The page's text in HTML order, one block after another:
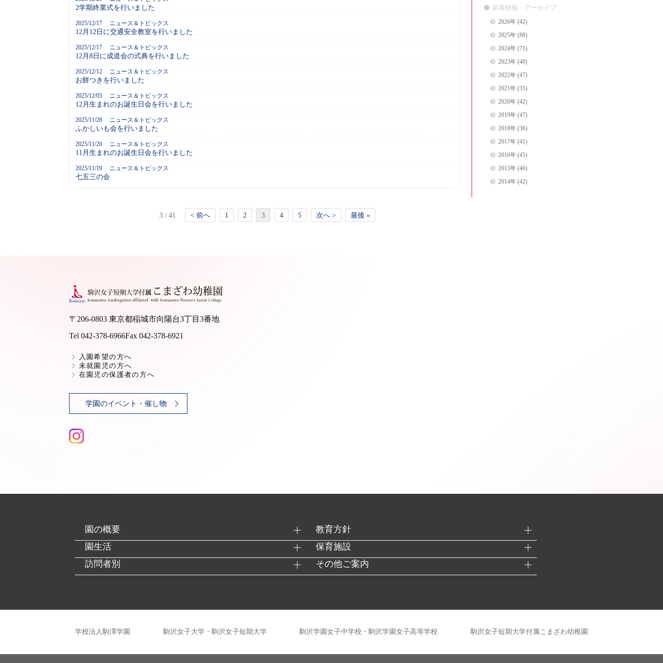
2学期終業式を行いました
2025/12/17 ニュース＆トピックス
12月12日に交通安全教室を行いました
2025/12/17 ニュース＆トピックス
12月8日に成道会の式典を行いました
2025/12/12 ニュース＆トピックス
お餅つきを行いました
2025/12/05 ニュース＆トピックス
12月生まれのお誕生日会を行いました
2025/11/28 ニュース＆トピックス
ふかしいも会を行いました
2025/11/20 ニュース＆トピックス
11月生まれのお誕生日会を行いました
2025/11/19 ニュース＆トピックス
七五三の会
3 / 41 < 前へ 1 2 3 4 5 次へ > 最後 »
新着情報：アーカイブ
2026年(42)
2025年(88)
2024年(71)
2023年(48)
2022年(47)
2021年(35)
2020年(42)
2019年(47)
2018年(36)
2017年(41)
2016年(45)
2015年(46)
2014年(42)
〒206-0803 東京都稲城市向陽台3丁目3番地
Tel 042-378-6966Fax 042-378-6921
入園希望の方へ
未就園児の方へ
在園児の保護者の方へ
学園のイベント・催し物
園の概要
教育方針
園生活
保育施設
訪問者別
その他ご案内
学校法人駒澤学園 駒沢女子大学・駒沢女子短期大学 駒沢学園女子中学校・駒沢学園女子高等学校 駒沢女子短期大学付属こまざわ幼稚園